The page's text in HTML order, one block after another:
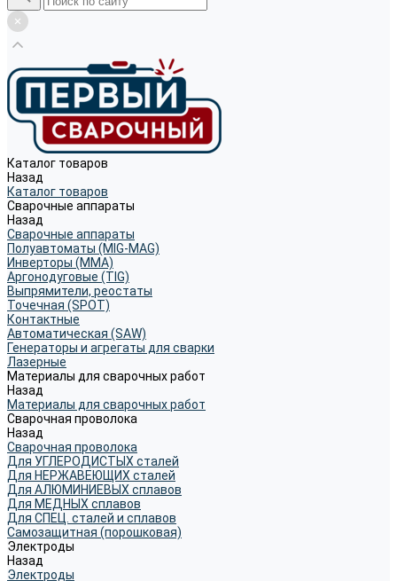
Каталог товаров
Назад
Каталог товаров
Сварочные аппараты
Назад
Сварочные аппараты
Полуавтоматы (MIG-MAG)
Инверторы (MMA)
Аргонодуговые (TIG)
Выпрямители, реостаты
Точечная (SPOT)
Контактные
Автоматическая (SAW)
Генераторы и агрегаты для сварки
Лазерные
Материалы для сварочных работ
Назад
Материалы для сварочных работ
Сварочная проволока
Назад
Сварочная проволока
Для УГЛЕРОДИСТЫХ сталей
Для НЕРЖАВЕЮЩИХ сталей
Для АЛЮМИНИЕВЫХ сплавов
Для МЕДНЫХ сплавов
Для СПЕЦ. сталей и сплавов
Самозащитная (порошковая)
Электроды
Назад
Электроды